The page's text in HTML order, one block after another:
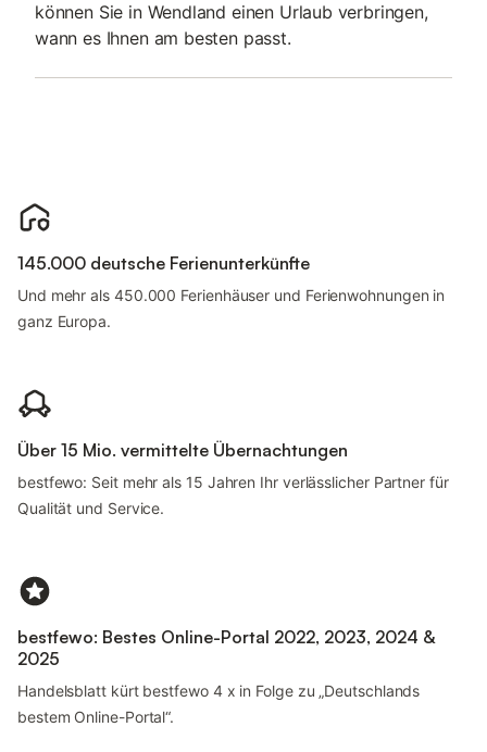
können Sie in Wendland einen Urlaub verbringen,
wann es Ihnen am besten passt.
145.000 deutsche Ferienunterkünfte
Und mehr als 450.000 Ferienhäuser und Ferienwohnungen in
ganz Europa.
Über 15 Mio. vermittelte Übernachtungen
bestfewo: Seit mehr als 15 Jahren Ihr verlässlicher Partner für
Qualität und Service.
bestfewo: Bestes Online-Portal 2022, 2023, 2024 &
2025
Handelsblatt kürt bestfewo 4 x in Folge zu „Deutschlands
bestem Online-Portal“.